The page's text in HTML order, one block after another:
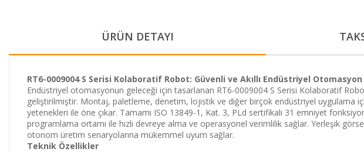
ÜRÜN DETAYI
RT6-0009004 S Serisi Kolaboratif Robot: Güvenli ve Akıllı Endüstriyel Otomasyon
Endüstriyel otomasyonun geleceği için tasarlanan RT6-0009004 S Serisi Kolaboratif
geliştirilmiştir. Montaj, paletleme, denetim, lojistik ve diğer birçok endüstriyel uygulama
yetenekleri ile öne çıkar. Tamamı ISO 13849-1, Kat. 3, PLd sertifikalı 31 emniyet
programlama ortamı ile hızlı devreye alma ve operasyonel verimlilik sağlar. Yerleşik
otonom üretim senaryolarına mükemmel uyum sağlar.
Teknik Özellikler